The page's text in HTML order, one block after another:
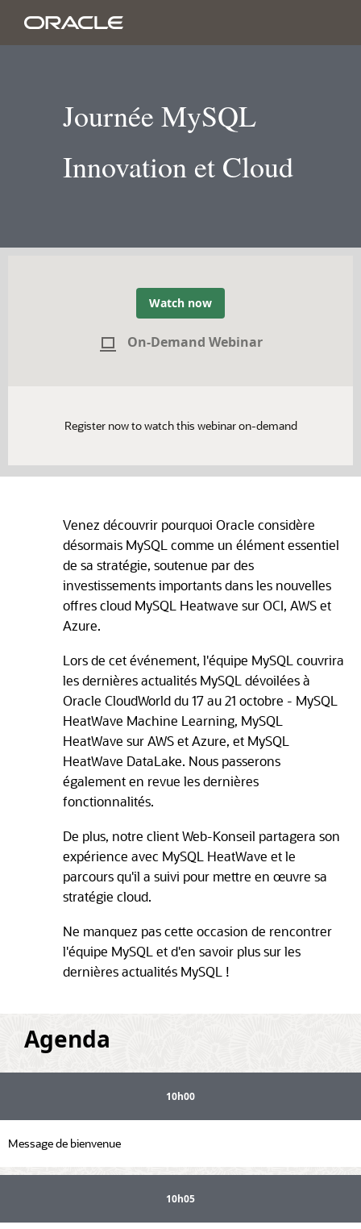
Journée MySQL
Innovation et Cloud
Watch now
On-Demand Webinar
Register now to watch this webinar on-demand
Venez découvrir pourquoi Oracle considère
désormais MySQL comme un élément essentiel
de sa stratégie, soutenue par des
investissements importants dans les nouvelles
offres cloud MySQL Heatwave sur OCI, AWS et
Azure.
Lors de cet événement, l'équipe MySQL couvrira
les dernières actualités MySQL dévoilées à
Oracle CloudWorld du 17 au 21 octobre - MySQL
HeatWave Machine Learning, MySQL
HeatWave sur AWS et Azure, et MySQL
HeatWave DataLake. Nous passerons
également en revue les dernières
fonctionnalités.
De plus, notre client Web-Konseil partagera son
expérience avec MySQL HeatWave et le
parcours qu'il a suivi pour mettre en œuvre sa
stratégie cloud.
Ne manquez pas cette occasion de rencontrer
l'équipe MySQL et d'en savoir plus sur les
dernières actualités MySQL !
Agenda
10h00
Message de bienvenue
10h05